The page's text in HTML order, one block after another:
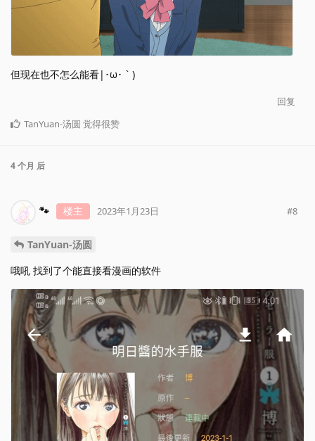
但现在也不怎么能看|･ω･｀)
回复
TanYuan-汤圆 觉得很赞
4 个月 后
🐾 楼主 2023年1月23日 #8
TanYuan-汤圆
哦吼 找到了个能直接看漫画的软件